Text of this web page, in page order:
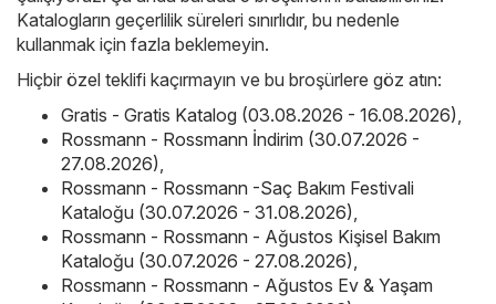
Katalogların geçerlilik süreleri sınırlıdır, bu nedenle
kullanmak için fazla beklemeyin.
Hiçbir özel teklifi kaçırmayın ve bu broşürlere göz atın:
Gratis - Gratis Katalog (03.08.2026 - 16.08.2026)
Rossmann - Rossmann İndirim (30.07.2026 -
27.08.2026)
Rossmann - Rossmann -Saç Bakım Festivali
Kataloğu (30.07.2026 - 31.08.2026)
Rossmann - Rossmann - Ağustos Kişisel Bakım
Kataloğu (30.07.2026 - 27.08.2026)
Rossmann - Rossmann - Ağustos Ev & Yaşam